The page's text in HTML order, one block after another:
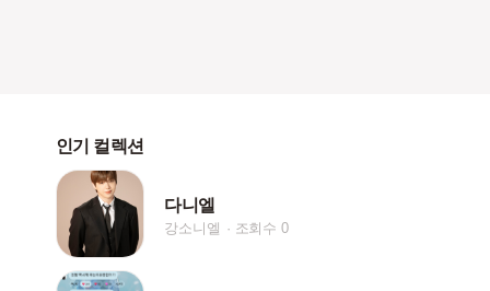
인기 컬렉션
다니엘
강소니엘 조회수 0